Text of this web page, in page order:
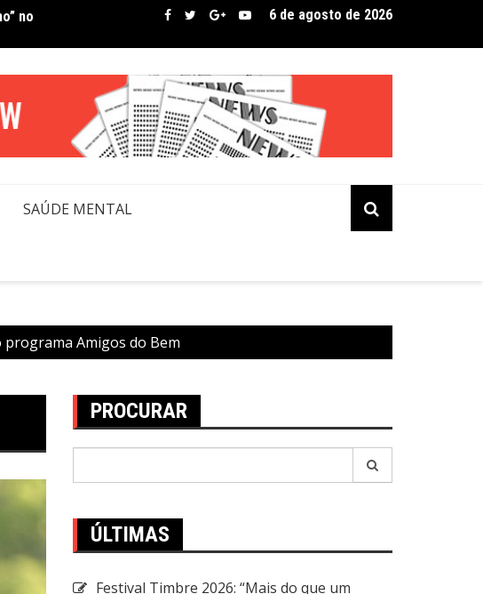
Van Nobre assina lista de convidados em festival que revela novos
6 de agosto de 2026
SAÚDE MENTAL
Amigos do Bem
PROCURAR
ÚLTIMAS
Festival Timbre 2026: “Mais do que um